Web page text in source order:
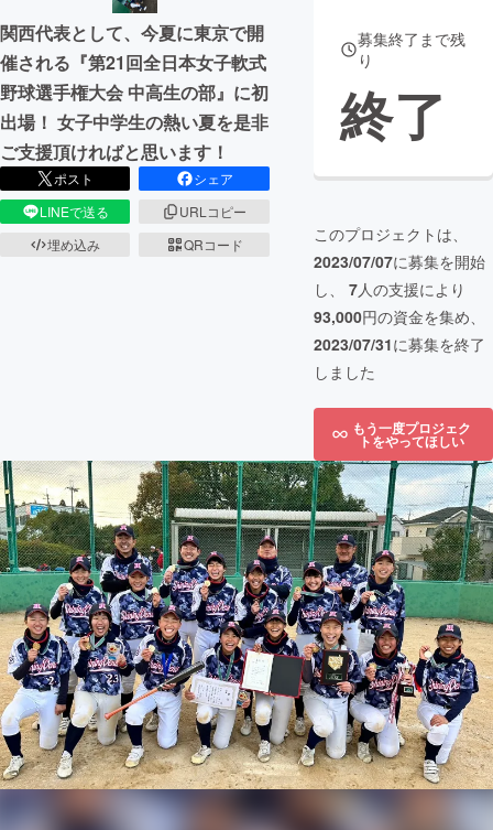
関西代表として、今夏に東京で開
催される『第21回全日本女子軟式
野球選手権大会 中高生の部』に初
出場！ 女子中学生の熱い夏を是非
ご支援頂ければと思います！
ポスト
シェア
LINEで送る
URLコピー
埋め込み
QRコード
募集終了まで残
り
終了
このプロジェクトは、
2023/07/07に募集を開始
し、 7人の支援により
93,000円の資金を集め、
2023/07/31に募集を終了
しました
もう一度プロジェク
トをやってほしい